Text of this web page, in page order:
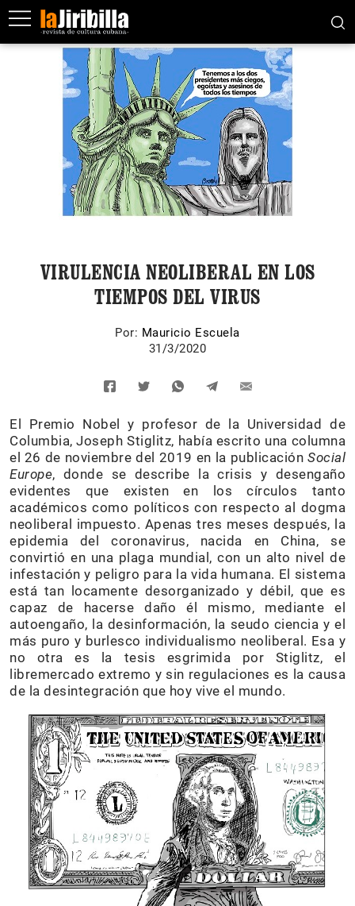
VIRULENCIA NEOLIBERAL EN LOS
TIEMPOS DEL VIRUS
Por: Mauricio Escuela
31/3/2020
El Premio Nobel y profesor de la Universidad de
Columbia, Joseph Stiglitz, había escrito una columna
el 26 de noviembre del 2019 en la publicación Social
Europe, donde se describe la crisis y desengaño
evidentes que existen en los círculos tanto
académicos como políticos con respecto al dogma
neoliberal impuesto. Apenas tres meses después, la
epidemia del coronavirus, nacida en China, se
convirtió en una plaga mundial, con un alto nivel de
infestación y peligro para la vida humana. El sistema
está tan locamente desorganizado y débil, que es
capaz de hacerse daño él mismo, mediante el
autoengaño, la desinformación, la seudo ciencia y el
más puro y burlesco individualismo neoliberal. Esa y
no otra es la tesis esgrimida por Stiglitz, el
libremercado extremo y sin regulaciones es la causa
de la desintegración que hoy vive el mundo.